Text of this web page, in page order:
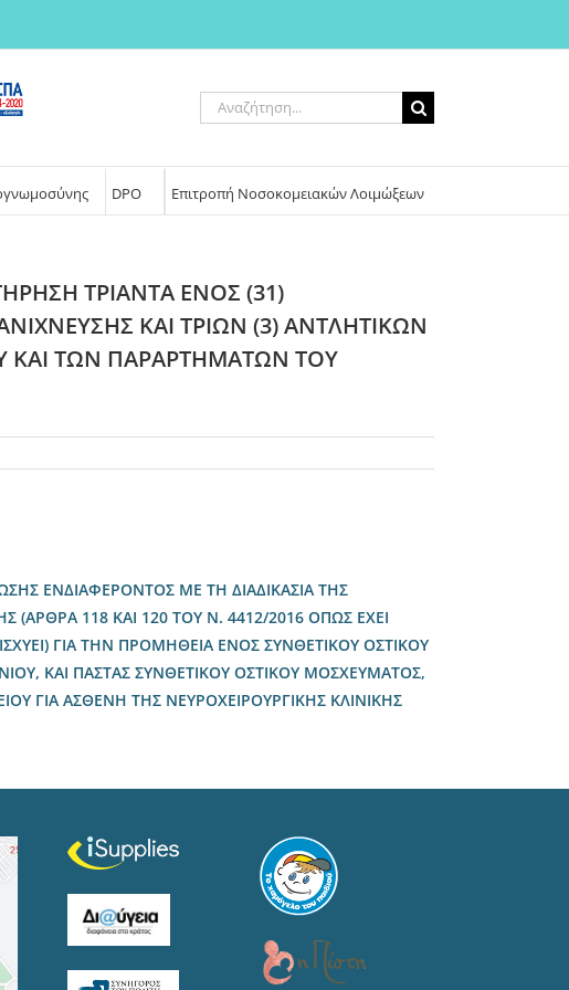
Αναζήτηση
για:
DPO Επιτροπή Νοσοκομειακών Λοιμώξεων
ΤΡΙΑΝΤΑ ΕΝΟΣ (31)
ΚΑΙ ΤΡΙΩΝ (3) ΑΝΤΛΗΤΙΚΩΝ
ΚΑΙ ΤΩΝ ΠΑΡΑΡΤΗΜΑΤΩΝ ΤΟΥ
ΕΝΔΙΑΦΕΡΟΝΤΟΣ ΜΕ ΤΗ ΔΙΑΔΙΚΑΣΙΑ ΤΗΣ
(ΑΡΘΡΑ 118 ΚΑΙ 120 ΤΟΥ Ν. 4412/2016 ΟΠΩΣ ΕΧΕΙ
ΓΙΑ ΤΗΝ ΠΡΟΜΗΘΕΙΑ ΕΝΟΣ ΣΥΝΘΕΤΙΚΟΥ ΟΣΤΙΚΟΥ
ΚΑΙ ΠΑΣΤΑΣ ΣΥΝΘΕΤΙΚΟΥ ΟΣΤΙΚΟΥ ΜΟΣΧΕΥΜΑΤΟΣ,
ΓΙΑ ΑΣΘΕΝΗ ΤΗΣ ΝΕΥΡΟΧΕΙΡΟΥΡΓΙΚΗΣ ΚΛΙΝΙΚΗΣ